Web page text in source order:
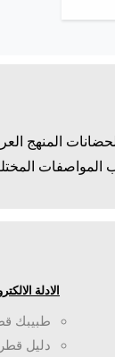
المنهج
الادلة
طبيبك
دليل